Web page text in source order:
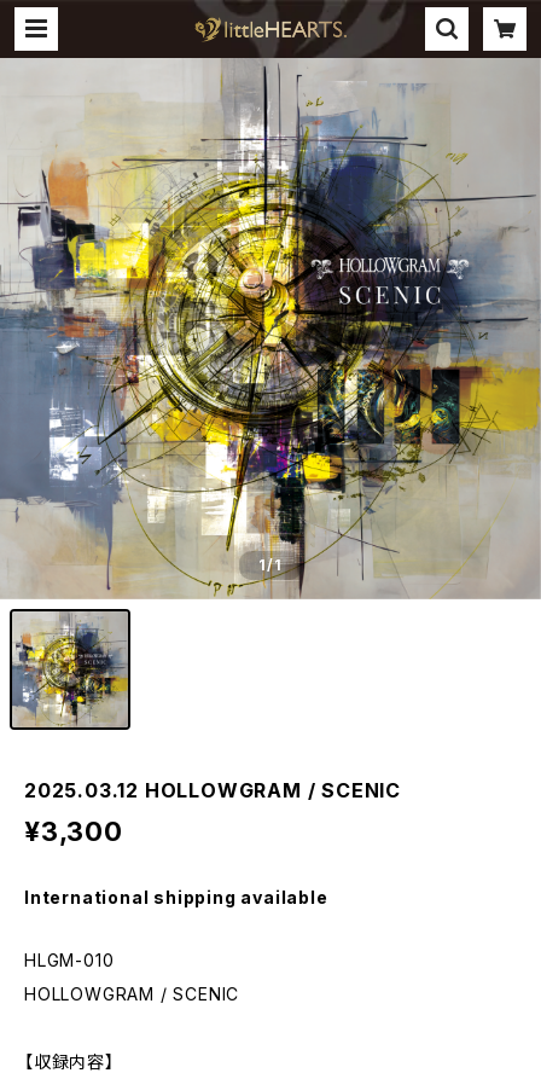
1/1
2025.03.12 HOLLOWGRAM / SCENIC
¥3,300
International shipping available
HLGM-010
HOLLOWGRAM / SCENIC
【収録内容】